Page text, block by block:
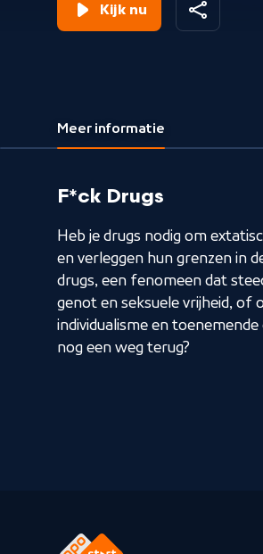
Kijk nu
Meer informatie
F*ck Drugs
Heb je drugs nodig om
en verleggen hun grenzen in
drugs, een fenomeen dat
genot en seksuele vrijheid, of
individualisme en
nog een weg terug?